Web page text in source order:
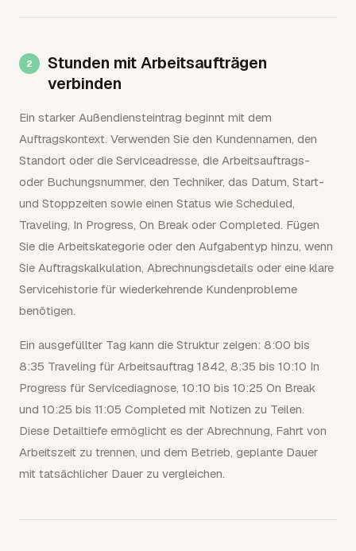
Stunden mit Arbeitsaufträgen
verbinden
Ein starker Außendiensteintrag beginnt mit dem
Auftragskontext. Verwenden Sie den Kundennamen, den
Standort oder die Serviceadresse, die Arbeitsauftrags-
oder Buchungsnummer, den Techniker, das Datum, Start-
und Stoppzeiten sowie einen Status wie Scheduled,
Traveling, In Progress, On Break oder Completed. Fügen
Sie die Arbeitskategorie oder den Aufgabentyp hinzu, wenn
Sie Auftragskalkulation, Abrechnungsdetails oder eine klare
Servicehistorie für wiederkehrende Kundenprobleme
benötigen.
Ein ausgefüllter Tag kann die Struktur zeigen: 8:00 bis
8:35 Traveling für Arbeitsauftrag 1842, 8:35 bis 10:10 In
Progress für Servicediagnose, 10:10 bis 10:25 On Break
und 10:25 bis 11:05 Completed mit Notizen zu Teilen.
Diese Detailtiefe ermöglicht es der Abrechnung, Fahrt von
Arbeitszeit zu trennen, und dem Betrieb, geplante Dauer
mit tatsächlicher Dauer zu vergleichen.